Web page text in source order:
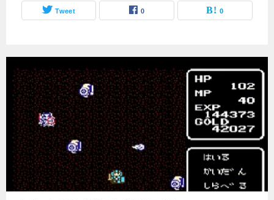
Tweet 0 0